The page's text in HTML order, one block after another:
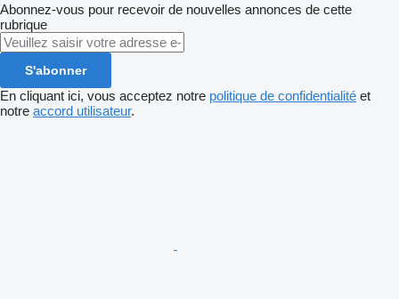
Abonnez-vous pour recevoir de nouvelles annonces de cette
rubrique
S'abonner
En cliquant ici, vous acceptez notre politique de confidentialité et
notre accord utilisateur.